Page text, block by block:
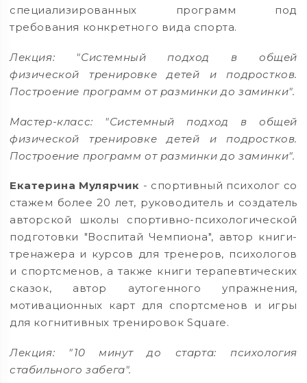
специализированных программ под
требования конкретного вида спорта.
Лекция: "Системный подход в общей
физической тренировке детей и подростков.
Построение программ от разминки до заминки".
Мастер-класс: "Системный подход в общей
физической тренировке детей и подростков.
Построение программ от разминки до заминки".
Екатерина Мулярчик - спортивный психолог со
стажем более 20 лет, руководитель и создатель
авторской школы спортивно-психологической
подготовки "Воспитай Чемпиона", автор книги-
тренажера и курсов для тренеров, психологов
и спортсменов, а также книги терапевтических
сказок, автор аутогенного упражнения,
мотивационных карт для спортсменов и игры
для когнитивных тренировок Square.
Лекция: "10 минут до старта: психология
стабильного забега".